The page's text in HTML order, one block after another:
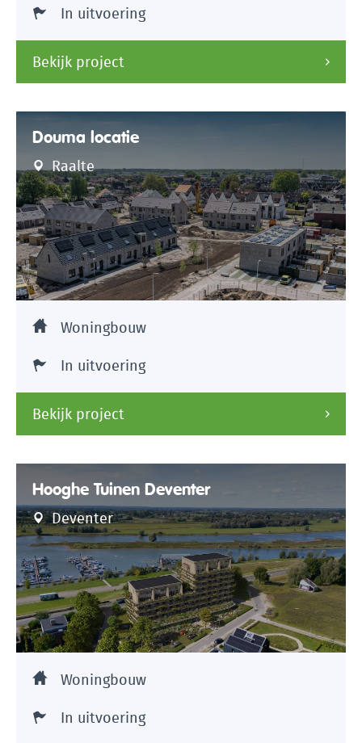
In uitvoering
Bekijk project
Douma locatie
Raalte
Woningbouw
In uitvoering
Bekijk project
Hooghe Tuinen Deventer
Deventer
Woningbouw
In uitvoering